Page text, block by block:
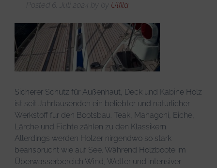
Posted 6. Juli 2024 by by Ulfila
Sicherer Schutz für Außenhaut, Deck und Kabine Holz
ist seit Jahrtausenden ein beliebter und natürlicher
Werkstoff für den Bootsbau. Teak, Mahagoni, Eiche,
Lärche und Fichte zählen zu den Klassikern.
Allerdings werden Hölzer nirgendwo so stark
beansprucht wie auf See. Während Holzboote im
Überwasserbereich Wind, Wetter und intensiver